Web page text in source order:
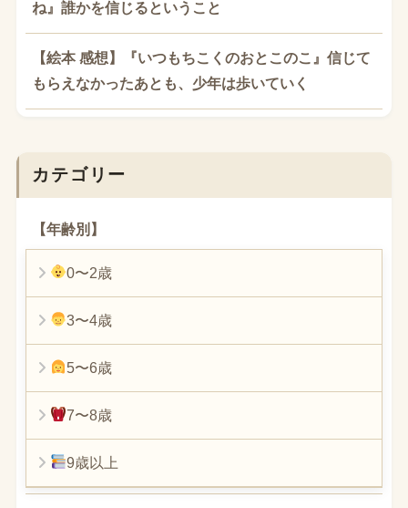
ね』誰かを信じるということ
【絵本 感想】『いつもちこくのおとこのこ』信じて
もらえなかったあとも、少年は歩いていく
カテゴリー
【年齢別】
0〜2歳
3〜4歳
5〜6歳
7〜8歳
9歳以上